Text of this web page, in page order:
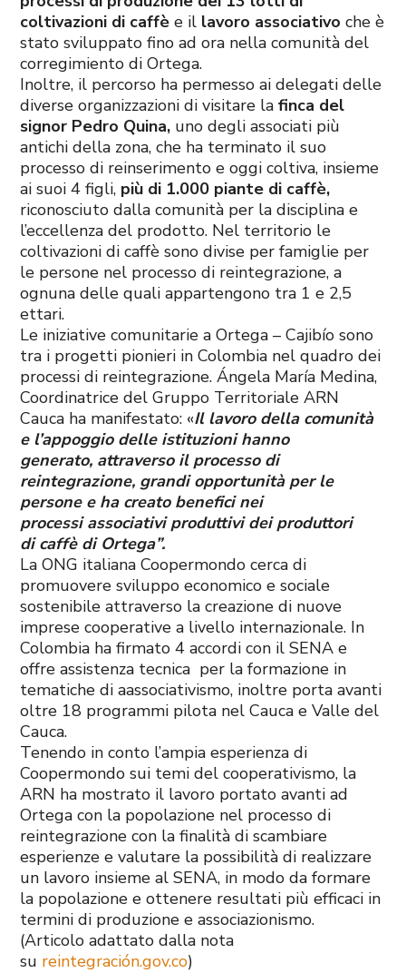
coltivazioni di caffè e il lavoro associativo che è
stato sviluppato fino ad ora nella comunità del
corregimiento di Ortega.
Inoltre, il percorso ha permesso ai delegati delle
diverse organizzazioni di visitare la finca del
signor Pedro Quina, uno degli associati più
antichi della zona, che ha terminato il suo
processo di reinserimento e oggi coltiva, insieme
ai suoi 4 figli, più di 1.000 piante di caffè,
riconosciuto dalla comunità per la disciplina e
l’eccellenza del prodotto. Nel territorio le
coltivazioni di caffè sono divise per famiglie per
le persone nel processo di reintegrazione, a
ognuna delle quali appartengono tra 1 e 2,5
ettari.
Le iniziative comunitarie a Ortega – Cajibío sono
tra i progetti pionieri in Colombia nel quadro dei
processi di reintegrazione. Ángela María Medina,
Coordinatrice del Gruppo Territoriale ARN
Cauca ha manifestato: «Il lavoro della comunità
e l’appoggio delle istituzioni hanno
generato, attraverso il processo di
reintegrazione, grandi opportunità per le
persone e ha creato benefici nei
processi associativi produttivi dei produttori
di caffè di Ortega”.
La ONG italiana Coopermondo cerca di
promuovere sviluppo economico e sociale
sostenibile attraverso la creazione di nuove
imprese cooperative a livello internazionale. In
Colombia ha firmato 4 accordi con il SENA e
offre assistenza tecnica per la formazione in
tematiche di aassociativismo, inoltre porta avanti
oltre 18 programmi pilota nel Cauca e Valle del
Cauca.
Tenendo in conto l’ampia esperienza di
Coopermondo sui temi del cooperativismo, la
ARN ha mostrato il lavoro portato avanti ad
Ortega con la popolazione nel processo di
reintegrazione con la finalità di scambiare
esperienze e valutare la possibilità di realizzare
un lavoro insieme al SENA, in modo da formare
la popolazione e ottenere resultati più efficaci in
termini di produzione e associazionismo.
(Articolo adattato dalla nota
su reintegración.gov.co)